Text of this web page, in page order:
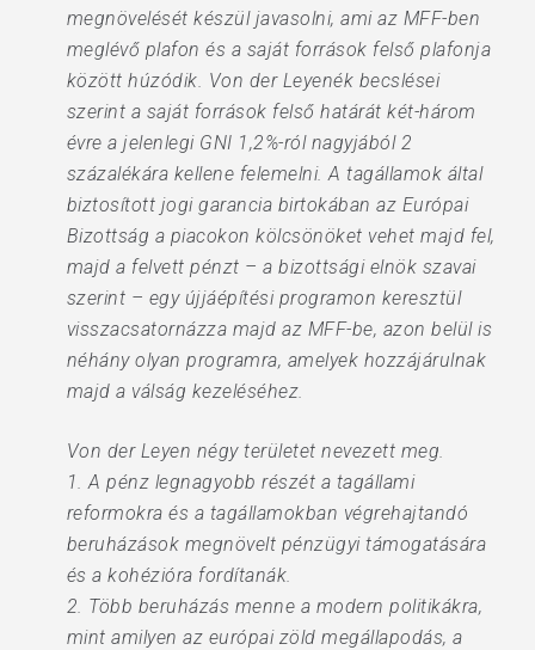
megnövelését készül javasolni, ami az MFF-ben
meglévő plafon és a saját források felső plafonja
között húzódik. Von der Leyenék becslései
szerint a saját források felső határát két-három
évre a jelenlegi GNI 1,2%-ról nagyjából 2
százalékára kellene felemelni. A tagállamok által
biztosított jogi garancia birtokában az Európai
Bizottság a piacokon kölcsönöket vehet majd fel,
majd a felvett pénzt – a bizottsági elnök szavai
szerint – egy újjáépítési programon keresztül
visszacsatornázza majd az MFF-be, azon belül is
néhány olyan programra, amelyek hozzájárulnak
majd a válság kezeléséhez.
Von der Leyen négy területet nevezett meg.
1. A pénz legnagyobb részét a tagállami
reformokra és a tagállamokban végrehajtandó
beruházások megnövelt pénzügyi támogatására
és a kohézióra fordítanák.
2. Több beruházás menne a modern politikákra,
mint amilyen az európai zöld megállapodás, a